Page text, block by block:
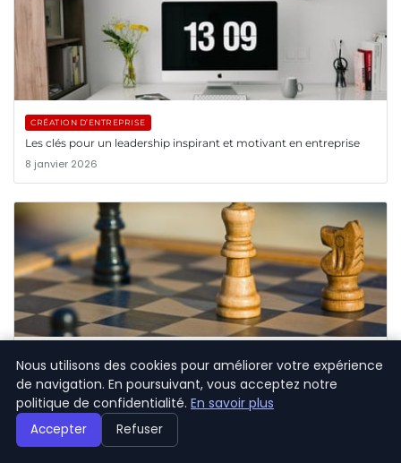
CRÉATION D’ENTREPRISE
Les clés pour un leadership inspirant et motivant en entreprise
8 janvier 2026
CRÉATION D’ENTREPRISE
Comment bâtir une stratégie marketing efficace pour votre
startup ?
8 janvier 2026
Nous utilisons des cookies pour améliorer votre expérience
de navigation. En poursuivant, vous acceptez notre
politique de confidentialité. En savoir plus
Accepter Refuser